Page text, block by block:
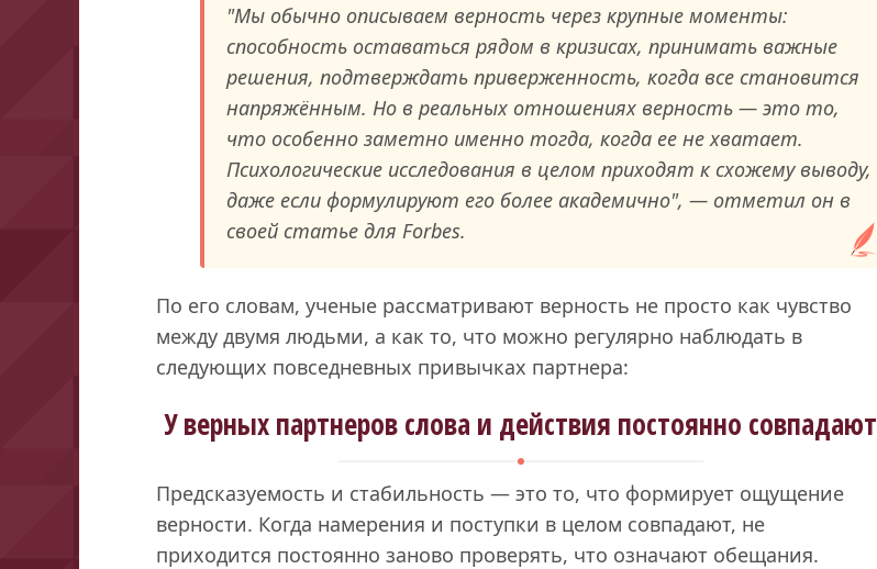
"Мы обычно описываем верность через крупные моменты:
способность оставаться рядом в кризисах, принимать важные
решения, подтверждать приверженность, когда все становится
напряжённым. Но в реальных отношениях верность — это то,
что особенно заметно именно тогда, когда ее не хватает.
Психологические исследования в целом приходят к схожему выводу,
даже если формулируют его более академично", — отметил он в
своей статье для Forbes.
По его словам, ученые рассматривают верность не просто как чувство
между двумя людьми, а как то, что можно регулярно наблюдать в
следующих повседневных привычках партнера:
У верных партнеров слова и действия постоянно совпадают
Предсказуемость и стабильность — это то, что формирует ощущение
верности. Когда намерения и поступки в целом совпадают, не
приходится постоянно заново проверять, что означают обещания.